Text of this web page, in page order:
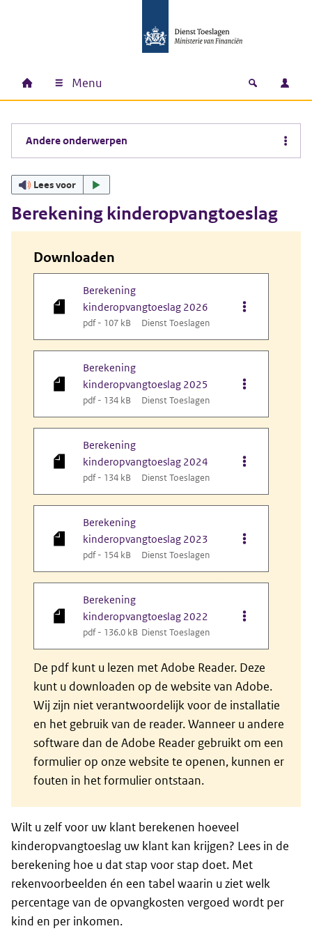
Hoofdnavigatie
Home Menu Open
Andere onderwerpen
Lees voor
Berekening kinderopvangtoeslag
Downloaden
Berekening
kinderopvangtoeslag 2026
pdf - 107 kB Dienst Toeslagen
Opties van
Berekening
kinderopvangtoeslag 2025
pdf - 134 kB Dienst Toeslagen
Opties van
Berekening
kinderopvangtoeslag 2024
pdf - 134 kB Dienst Toeslagen
Opties van
Berekening
kinderopvangtoeslag 2023
pdf - 154 kB Dienst Toeslagen
Opties van
Berekening
kinderopvangtoeslag 2022
pdf - 136.0 kB Dienst Toeslagen
Opties van
De pdf kunt u lezen met Adobe Reader. Deze
kunt u downloaden op de website van Adobe.
Wij zijn niet verantwoordelijk voor de installatie
en het gebruik van de reader. Wanneer u andere
software dan de Adobe Reader gebruikt om een
formulier op onze website te openen, kunnen er
fouten in het formulier ontstaan.
Wilt u zelf voor uw klant berekenen hoeveel
kinderopvangtoeslag uw klant kan krijgen? Lees in de
berekening hoe u dat stap voor stap doet. Met
rekenvoorbeelden én een tabel waarin u ziet welk
percentage van de opvangkosten vergoed wordt per
kind en per inkomen.